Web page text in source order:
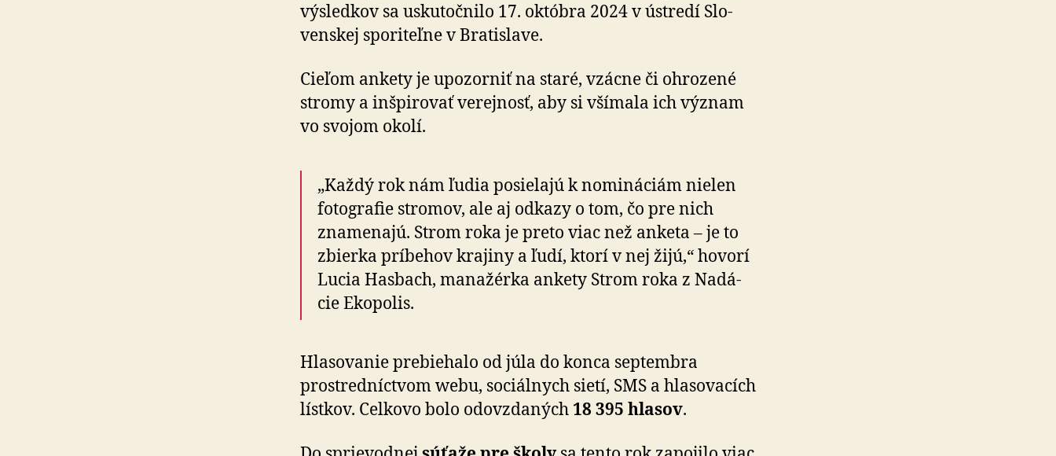
výsledkov sa uskutočnilo 17. októbra 2024 v ústredí Slo­
ven­skej sporiteľne v Bratislave.
Cieľom ankety je upozorniť na staré, vzácne či ohrozené
stromy a inšpirovať verejnosť, aby si všímala ich význam
vo svojom okolí.
„Každý rok nám ľudia posielajú k nomináciám nielen
fotografie stromov, ale aj odkazy o tom, čo pre nich
znamenajú. Strom roka je preto viac než anketa – je to
zbierka príbehov krajiny a ľudí, ktorí v nej žijú,“ hovorí
Lucia Hasbach, manažérka ankety Strom roka z Na­dá­
cie Ekopolis.
Hlasovanie prebiehalo od júla do konca septembra
prostredníctvom webu, sociálnych sietí, SMS a hla­so­va­cích
lístkov. Celkovo bolo odovzdaných 18 395 hlasov.